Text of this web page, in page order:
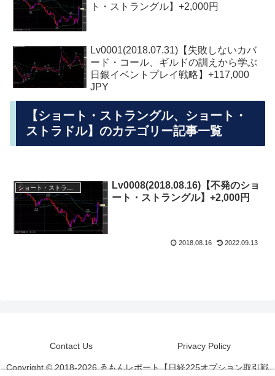
ト・ストラングル】+2,000円
Lv0001(2018.07.31)【失敗しないカバ
ード・コール、ギルドの訓えから学ぶ
日銀イベントプレイ戦略】+117,000
JPY
【ショート・ストラングル、ショート・
ストラドル】のカテゴリー記事一覧
ショート・ストラングル、ショート・ストラドル
Lv0008(2018.08.16)【不発のショ
ート・ストラングル】+2,000円
2018.08.16 2022.09.13
Contact Us Privacy Policy
Copyright © 2018-2026 ゑもんレポート【日経225オプション取引戦